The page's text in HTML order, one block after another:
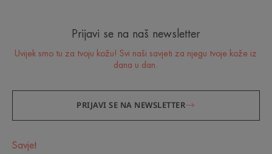
Prijavi se na naš newsletter
Uvijek smo tu za tvoju kožu! Svi naši savjeti za njegu tvoje kože iz
dana u dan.
PRIJAVI SE NA NEWSLETTER
Savjet